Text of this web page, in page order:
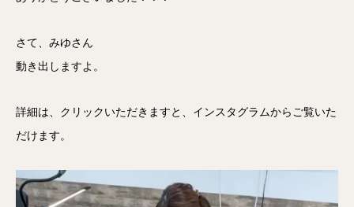
さて、みゆさん
動き出しますよ。
詳細は、クリックいただきますと、インスタグラムからご覧いた
だけます。